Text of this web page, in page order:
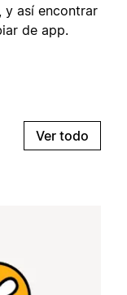
y así encontrar
de app.
Ver todo